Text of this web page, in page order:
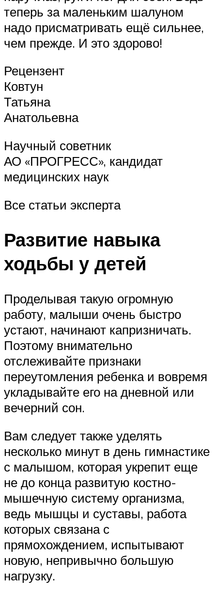
теперь за маленьким шалуном
надо присматривать ещё сильнее,
чем прежде. И это здорово!
Рецензент
Ковтун
Татьяна
Анатольевна
Научный советник
АО «ПРОГРЕСС», кандидат
медицинских наук
Все статьи эксперта
Развитие навыка
ходьбы у детей
Проделывая такую огромную
работу, малыши очень быстро
устают, начинают капризничать.
Поэтому внимательно
отслеживайте признаки
переутомления ребенка и вовремя
укладывайте его на дневной или
вечерний сон.
Вам следует также уделять
несколько минут в день гимнастике
с малышом, которая укрепит еще
не до конца развитую костно-
мышечную систему организма,
ведь мышцы и суставы, работа
которых связана с
прямохождением, испытывают
новую, непривычно большую
нагрузку.